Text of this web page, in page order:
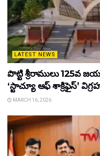
LATEST NEWS
పొట్టి శ్రీరాములు 125వ
‘స్టాచ్యూ ఆఫ్ శాక్రిఫైస్’
MARCH 16, 2026